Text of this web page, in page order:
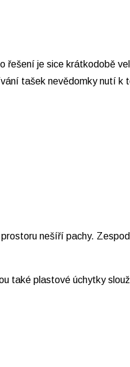
je sice krátkodobě
tašek nevědomky nutí k
nešíří pachy.
také plastové úchytky